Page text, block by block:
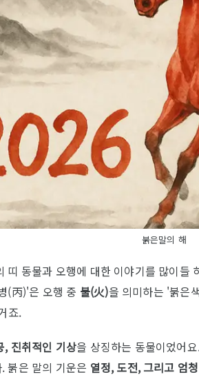
붉은말의 해
띠 동물과 오행에 대한 이야기를 많이
(丙)'은 오행 중 불(火)을 의미하는 '붉은
죠.
, 진취적인 기상을 상징하는 동물이었어
붉은 말의 기운은 열정, 도전, 그리고 엄